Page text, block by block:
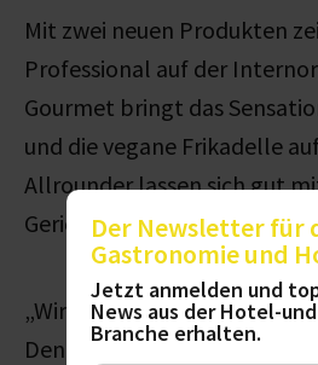
Mit zwei neuen Produkten
Professional auf der
Gourmet bringt das
und die vegane Frikadelle
Allrounder lassen sich gut
Gerichten kombinieren.
„Wir sind sehr stolz auf
Denn sie sind nicht nur
Der Newsletter für
Gastronomie und
Jetzt anmelden und
News aus der Hotel-
Branche erhalten.